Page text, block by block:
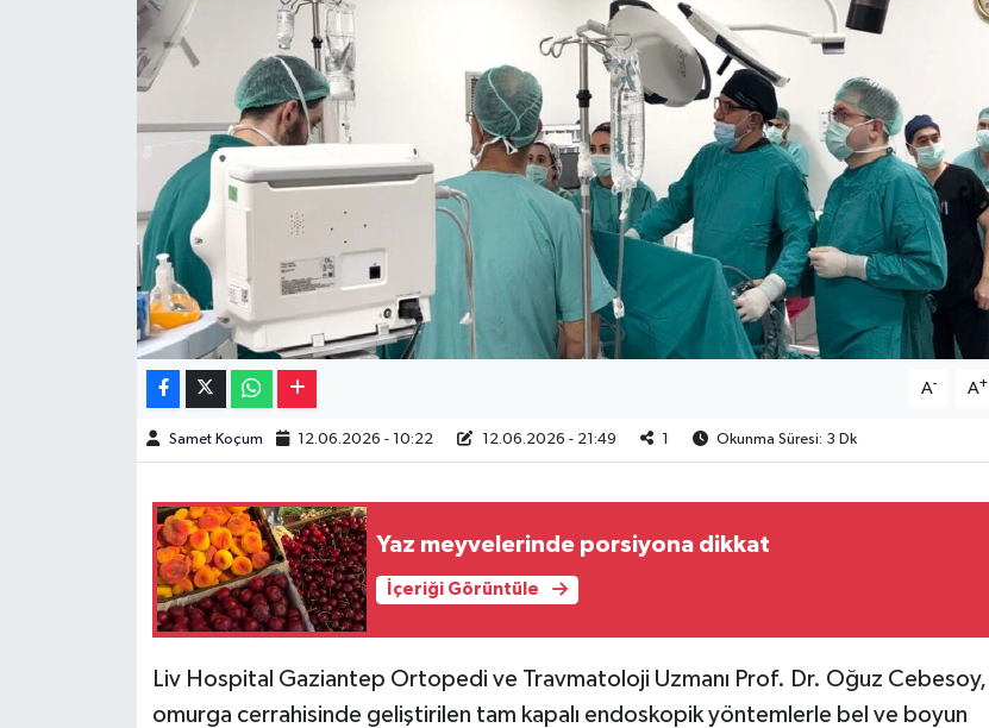
A- A+
Samet Koçum 12.06.2026 - 10:22 12.06.2026 - 21:49 Okunma Süresi: 3 Dk
Yaz meyvelerinde porsiyona dikkat
İçeriği Görüntüle
Liv Hospital Gaziantep Ortopedi ve Travmatoloji Uzmanı Prof. Dr. Oğuz Cebesoy,
omurga cerrahisinde geliştirilen tam kapalı endoskopik yöntemlerle bel ve boyun
Resmi İlanlar
Sinemalar
Siyaset
Teknoloji
Video Haber
Yeme-İçme